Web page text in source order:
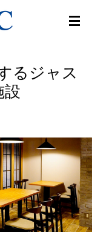
るジャス
設